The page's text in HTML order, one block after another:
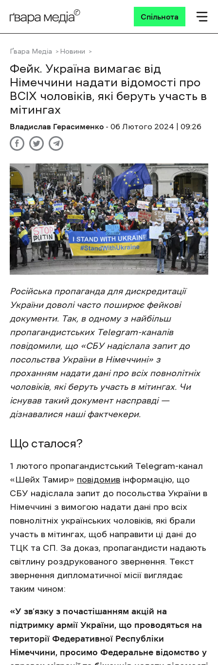
Спільнота
Ґвара Медіа Новини
Фейк. Україна вимагає від
Німеччини надати відомості про
ВСІХ чоловіків, які беруть участь в
мітингах
Владислав Герасименко - 06 Лютого 2024 | 09:26
Російська пропаганда для дискредитації
України доволі часто поширює фейкові
документи. Так, в одному з найбільш
пропагандистських Telegram-каналів
повідомили, що «СБУ надіслала запит до
посольства України в Німеччині» з
проханням надати дані про всіх повнолітніх
чоловіків, які беруть участь в мітингах. Чи
існував такий документ насправді —
дізнавалися наші фактчекери.
Що сталося?
1 лютого пропагандистський Telegram-канал
«Шейх Тамир» повідомив інформацію, що
СБУ надіслала запит до посольства України в
Німеччині з вимогою надати дані про всіх
повнолітніх українських чоловіків, які брали
участь в мітингах, щоб направити ці дані до
ТЦК та СП. За доказ, пропагандисти надають
світлину роздрукованого звернення. Текст
звернення дипломатичної місії виглядає
таким чином:
«У зв’язку з почастішанням акцій на
підтримку армії України, що проводяться на
території Федеративної Республіки
Німеччини, просимо Федеральне відомство у